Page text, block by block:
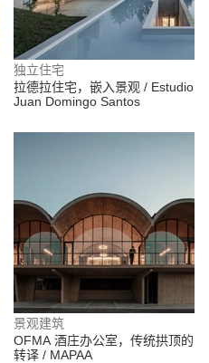
独立住宅
拉德拉住宅，嵌入景观 / Estudio
Juan Domingo Santos
景观建筑
OFMA 酒庄办公室，传统拱顶的
转译 / MAPAA